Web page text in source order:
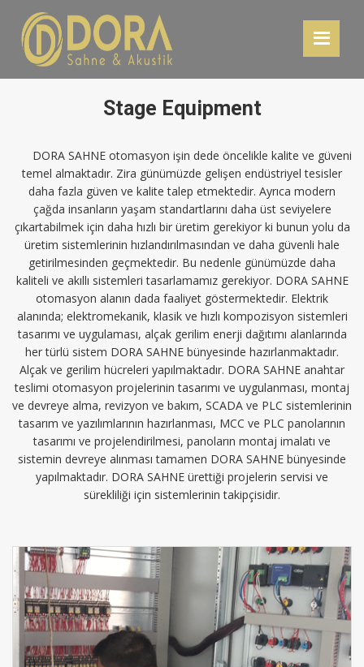
Stage Equipment
DORA SAHNE otomasyon işin dede öncelikle kalite ve güveni
temel almaktadır. Zira günümüzde gelişen endüstriyel tesisler
daha fazla güven ve kalite talep etmektedir. Ayrıca modern
çağda insanların yaşam standartlarını daha üst seviyelere
çıkartabilmek için daha hızlı bir üretim gerekiyor ki bunun yolu da
üretim sistemlerinin hızlandırılmasından ve daha güvenli hale
getirilmesinden geçmektedir. Bu nedenle günümüzde daha
kaliteli ve akıllı sistemleri tasarlamamız gerekiyor. DORA SAHNE
otomasyon alanın dada faaliyet göstermektedir. Elektrik
alanında; elektromekanik, klasik ve hızlı kompozisyon sistemleri
tasarımı ve uygulaması, alçak gerilim enerji dağıtımı alanlarında
her türlü sistem DORA SAHNE bünyesinde hazırlanmaktadır.
Alçak ve gerilim hücreleri yapılmaktadır. DORA SAHNE anahtar
teslimi otomasyon projelerinin tasarımı ve uygulanması, montaj
ve devreye alma, revizyon ve bakım, SCADA ve PLC sistemlerinin
tasarım ve yazılımlarının hazırlanması, MCC ve PLC panolarının
tasarımı ve projelendirilmesi, panoların montaj imalatı ve
sistemin devreye alınması tamamen DORA SAHNE bünyesinde
yapılmaktadır. DORA SAHNE ürettiği projelerin servisi ve
sürekliliği için sistemlerinin takipçisidir.